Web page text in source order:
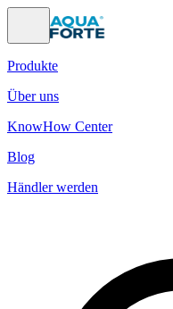
Produkte
Über uns
KnowHow Center
Blog
Händler werden